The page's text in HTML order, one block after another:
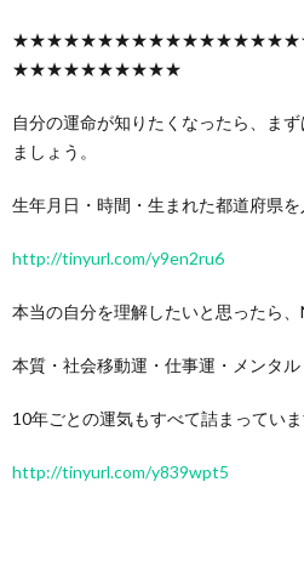
★★★★★★★★★★
自分の運命が知りたくなったら、ま
ましょう。
生年月日・時間・生まれた都道府県
http://tinyurl.com/y9en2ru6
本当の自分を理解したいと思ったら
本質・社会移動運・仕事運・メンタ
10年ごとの運気もすべて詰まっていま
http://tinyurl.com/y839wpt5